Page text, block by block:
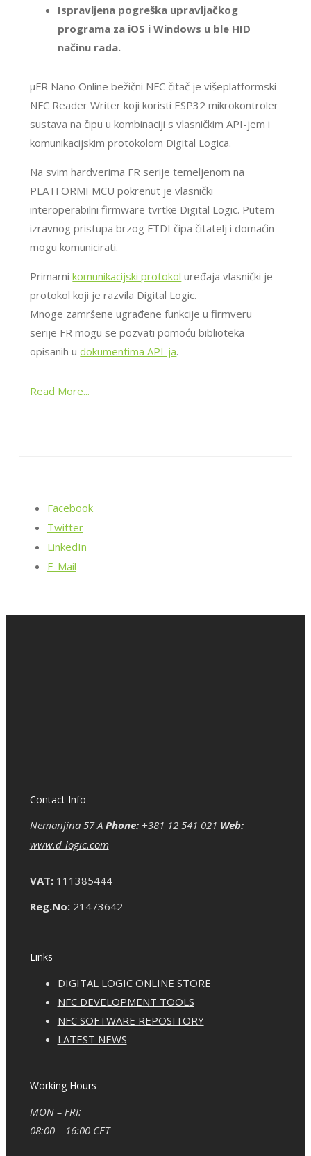
Ispravljena pogreška upravljačkog
programa za iOS i Windows u ble HID
načinu rada.
μFR Nano Online bežični NFC čitač je višeplatformski
NFC Reader Writer koji koristi ESP32 mikrokontroler
sustava na čipu u kombinaciji s vlasničkim API-jem i
komunikacijskim protokolom Digital Logica.
Na svim hardverima FR serije temeljenom na
PLATFORMI MCU pokrenut je vlasnički
interoperabilni firmware tvrtke Digital Logic. Putem
izravnog pristupa brzog FTDI čipa čitatelj i domaćin
mogu komunicirati.
Primarnikomunikacijski protokol uređaja vlasnički je
protokol koji je razvila Digital Logic.
Mnoge zamršene ugrađene funkcije u firmveru
serije FR mogu se pozvati pomoću biblioteka
opisanih udokumentima API-ja.
Read More...
Facebook
Twitter
LinkedIn
E-Mail
Contact Info
Nemanjina 57 A Phone:+381 12 541 021 Web:
www.d-logic.com
VAT:111385444
Reg.No:21473642
Links
DIGITAL LOGIC ONLINE STORE
NFC DEVELOPMENT TOOLS
NFC SOFTWARE REPOSITORY
LATEST NEWS
Working Hours
MON – FRI:
08:00 – 16:00 CET